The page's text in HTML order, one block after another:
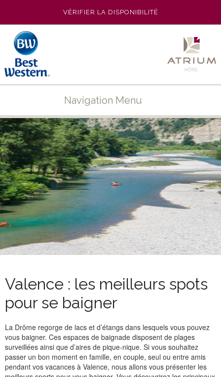
VÉRIFIER LA DISPONIBILITÉ
Navigation Menu
ACCUEIL L’HÔTEL
PHOTOS LES CHAMBRES
SE RESTAURER DESTINATION
OFFRES SPÉCIALES SÉMINAIRES
CONTACT DEMANDER À ÊTRE RAPPELÉ
ENGLISH FRANÇAIS
Valence : les meilleurs spots
pour se baigner
La Drôme regorge de lacs et d’étangs dans lesquels vous pouvez
vous baigner. Ces espaces de baignade disposent de plages
surveillées ainsi que d’aires de pique-nique. Si vous souhaitez
passer un bon moment en famille, en couple, seul ou entre amis
pendant vos vacances à Valence, nous allons vous présenter les